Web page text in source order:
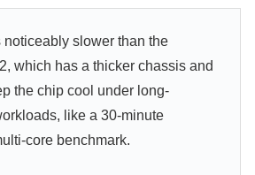
noticeably slower than the
which has a thicker chassis and
the chip cool under long-
like a 30-minute
core benchmark.